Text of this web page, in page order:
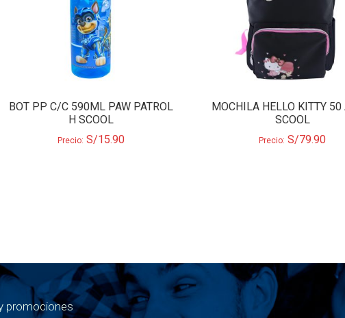
BOT PP C/C 590ML PAW PATROL
H SCOOL
Precio: S/15.90
MOCHILA HELLO KITTY 50
SCOOL
Precio: S/79.90
promociones